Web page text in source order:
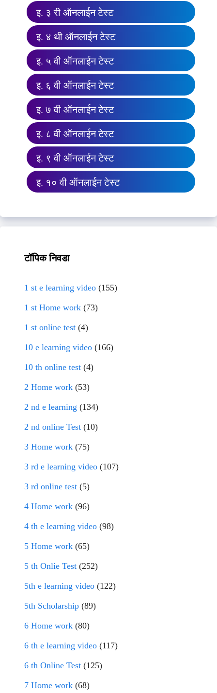
इ. ३ री ऑनलाईन टेस्ट
इ. ४ थी ऑनलाईन टेस्ट
इ. ५ वी ऑनलाईन टेस्ट
इ. ६ वी ऑनलाईन टेस्ट
इ. ७ वी ऑनलाईन टेस्ट
इ. ८ वी ऑनलाईन टेस्ट
इ. ९ वी ऑनलाईन टेस्ट
इ. १० वी ऑनलाईन टेस्ट
टॉपिक निवडा
1 st e learning video (155)
1 st Home work (73)
1 st online test (4)
10 e learning video (166)
10 th online test (4)
2 Home work (53)
2 nd e learning (134)
2 nd online Test (10)
3 Home work (75)
3 rd e learning video (107)
3 rd online test (5)
4 Home work (96)
4 th e learning video (98)
5 Home work (65)
5 th Onlie Test (252)
5th e learning video (122)
5th Scholarship (89)
6 Home work (80)
6 th e learning video (117)
6 th Online Test (125)
7 Home work (68)